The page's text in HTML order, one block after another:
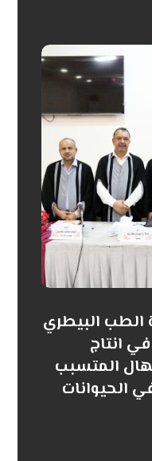
الطب البيطري
انتاج
المتسبب
الحيوانات